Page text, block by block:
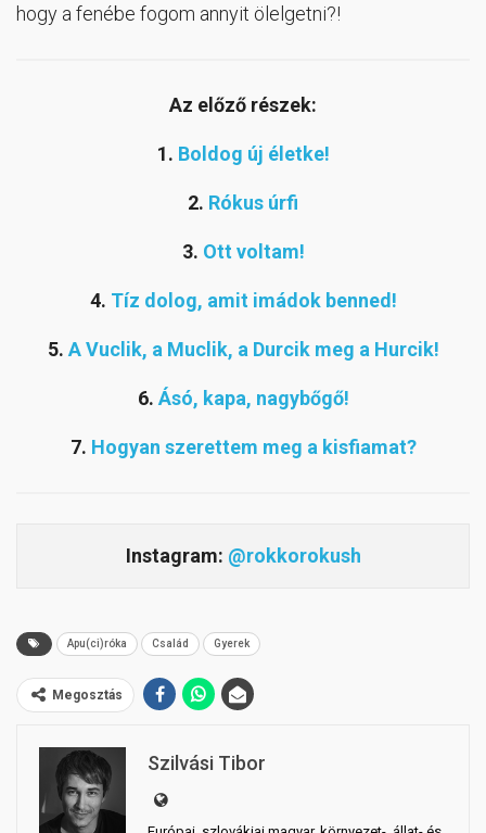
hogy a fenébe fogom annyit ölelgetni?!
Az előző részek:
1. Boldog új életke!
2. Rókus úrfi
3. Ott voltam!
4. Tíz dolog, amit imádok benned!
5. A Vuclik, a Muclik, a Durcik meg a Hurcik!
6. Ásó, kapa, nagybőgő!
7. Hogyan szerettem meg a kisfiamat?
Instagram: @rokkorokush
Apu(ci)róka Család Gyerek
Megosztás
Szilvási Tibor